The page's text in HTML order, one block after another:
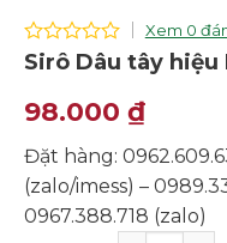
0
5
Xem 0
Sirô Dâu tây hiệu
98.000 ₫
Đặt hàng:
(zalo/imess) –
0967.388.718 (zalo)